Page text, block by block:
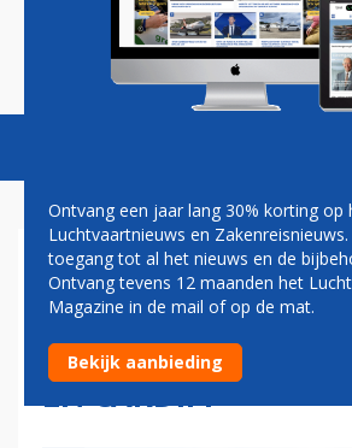
Magazine Podcasts
AIR FRANCE OPENT
TIJDELIJKE RUGBY-
LUCHTBRUG
EN CARDIFF
Ontvang een jaar lang 30% korting op
Luchtvaartnieuws en
toegang tot al het nieuws en de
Ontvang tevens 12 maanden het
Magazine in de mail of op de mat.
Bekijk aanbieding